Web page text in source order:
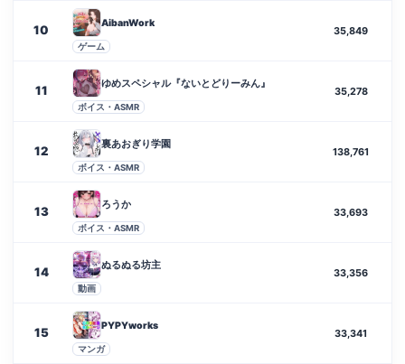
10 AibanWork
ゲーム
35,849
11 ゆめスペシャル『ないとどりーみん』
ボイス・ASMR
35,278
12 裏あおぎり学園
ボイス・ASMR
138,761
13 ろうか
ボイス・ASMR
33,693
14 ぬるぬる坊主
動画
33,356
15 PYPYworks
マンガ
33,341